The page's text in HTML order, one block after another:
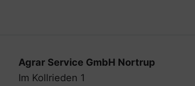
Agrar Service GmbH Nortrup
Im Kollrieden 1